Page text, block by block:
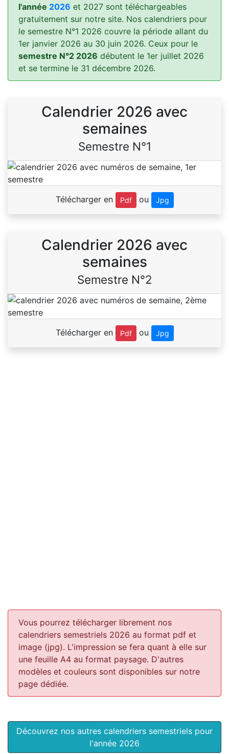
l'année 2026 et 2027 sont téléchargeables
gratuitement sur notre site. Nos calendriers pour
le semestre N°1 2026 couvre la période allant du
1er janvier 2026 au 30 juin 2026. Ceux pour le
semestre N°2 2026 débutent le 1er juillet 2026
et se termine le 31 décembre 2026.
Calendrier 2026 avec
semaines
Semestre N°1
Télécharger en Pdf ou Jpg
Calendrier 2026 avec
semaines
Semestre N°2
Télécharger en Pdf ou Jpg
Vous pourrez télécharger librement nos
calendriers semestriels 2026 au format pdf et
image (jpg). L'impression se fera quant à elle sur
une feuille A4 au format paysage. D'autres
modèles et couleurs sont disponibles sur notre
page dédiée.
Découvrez nos autres calendriers semestriels pour
l'année 2026